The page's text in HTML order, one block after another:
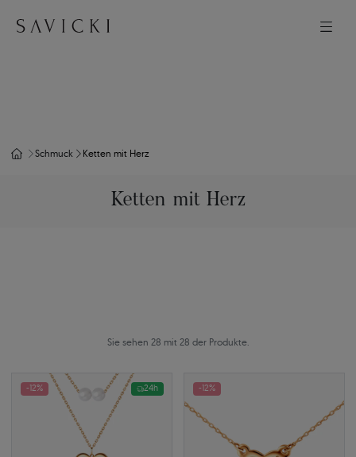
Schmuck Ketten mit Herz
Ketten mit Herz
Sie sehen 28 mit 28 der Produkte.
-12% 24h -12%